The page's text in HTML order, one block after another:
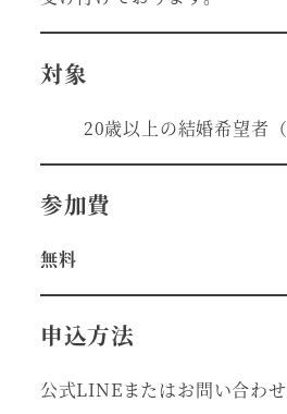
対象
20歳以上の結婚希望者（
参加費
無料
申込方法
公式LINEまたはお問い合わ